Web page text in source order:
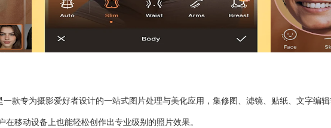
一款专为摄影爱好者设计的一站式图片处理与美化应用，集修图、滤镜、贴纸、文字编
在移动设备上也能轻松创作出专业级别的照片效果。